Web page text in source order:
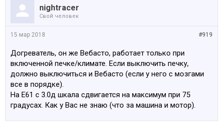
nightracer
Свой человек
#919
15 мар 2018
Догреватель, он же Вебасто, работает только при
включенной печке/климате. Если выключить печку,
должно выключиться и Вебасто (если у него с мозгами
все в порядке).
На Е61 с 3.0д шкала сдвигается на максимум при 75
градусах. Как у Вас не знаю (что за машина и мотор).